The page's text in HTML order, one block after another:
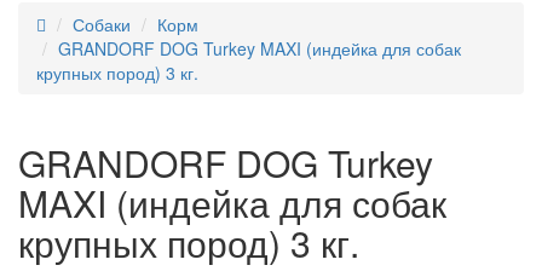
Собаки
Корм
GRANDORF DOG Turkey MAXI (индейка для собак
крупных пород) 3 кг.
GRANDORF DOG Turkey
MAXI (индейка для собак
крупных пород) 3 кг.